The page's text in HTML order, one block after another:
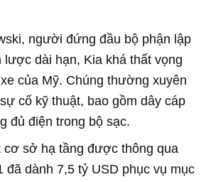
người đứng đầu bộ phận lập
lược dài hạn, Kia khá thất vọng
của Mỹ. Chúng thường xuyên
cố kỹ thuật, bao gồm dây cáp
đủ điện trong bộ sạc.
sở hạ tầng được thông qua
đã dành 7,5 tỷ USD phục vụ mục